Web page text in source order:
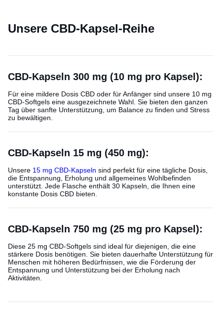
Unsere CBD-Kapsel-Reihe
CBD-Kapseln 300 mg (10 mg pro Kapsel):
Für eine mildere Dosis CBD oder für Anfänger sind unsere 10 mg
CBD-Softgels eine ausgezeichnete Wahl. Sie bieten den ganzen
Tag über sanfte Unterstützung, um Balance zu finden und Stress
zu bewältigen.
CBD-Kapseln 15 mg (450 mg):
Unsere 15 mg CBD-Kapseln sind perfekt für eine tägliche Dosis,
die Entspannung, Erholung und allgemeines Wohlbefinden
unterstützt. Jede Flasche enthält 30 Kapseln, die Ihnen eine
konstante Dosis CBD bieten.
CBD-Kapseln 750 mg (25 mg pro Kapsel):
Diese 25 mg CBD-Softgels sind ideal für diejenigen, die eine
stärkere Dosis benötigen. Sie bieten dauerhafte Unterstützung für
Menschen mit höheren Bedürfnissen, wie die Förderung der
Entspannung und Unterstützung bei der Erholung nach
Aktivitäten.